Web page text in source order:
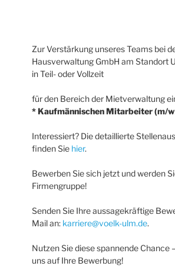
Zur Verstärkung unseres Teams bei
Hausverwaltung GmbH am Standort
in Teil- oder Vollzeit
für den Bereich der Mietverwaltung
* Kaufmännischen Mitarbeiter (m/
Interessiert? Die detaillierte
finden Sie hier.
Bewerben Sie sich jetzt und werden
Firmengruppe!
Senden Sie Ihre aussagekräftige
Mail an: karriere@voelk-ulm.de.
Nutzen Sie diese spannende Chance
uns auf Ihre Bewerbung!